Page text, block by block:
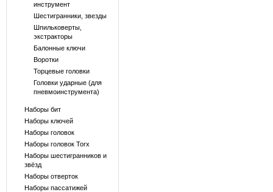
инструмент
Шестигранники, звезды
Шпильковерты,
экстракторы
Балонные ключи
Воротки
Торцевые головки
Головки ударные (для
пневмоинструмента)
Наборы бит
Наборы ключей
Наборы головок
Наборы головок Torx
Наборы шестигранников и
звёзд
Наборы отверток
Наборы пассатижей